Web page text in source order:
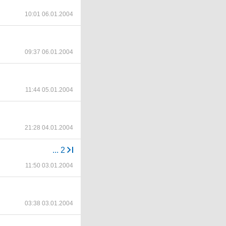
10:01 06.01.2004
09:37 06.01.2004
11:44 05.01.2004
21:28 04.01.2004
... 2
11:50 03.01.2004
03:38 03.01.2004